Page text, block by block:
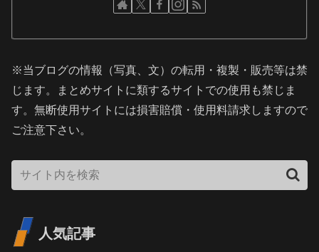
※当ブログの情報（写真、文）の転用・複製・販売等は禁
じます。まとめサイトに類するサイトでの使用も禁じま
す。無断使用サイトには損害賠償・使用料請求しますので
ご注意下さい。
人気記事